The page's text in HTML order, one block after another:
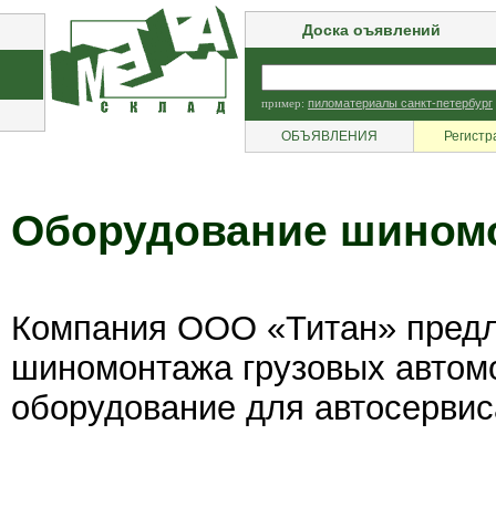
Доска оъявлений
пример: пиломатериалы санкт-петербург
ОБЪЯВЛЕНИЯ
Оборудование
Компания ООО «Титан»
шиномонтажа грузовых
оборудование для